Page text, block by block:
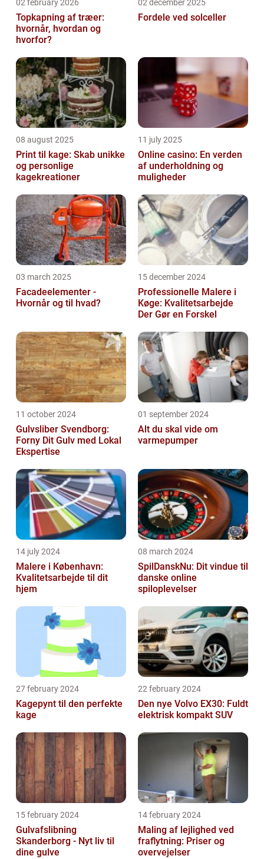
02 february 2026
Topkapning af træer:
hvornår, hvordan og
hvorfor?
02 december 2025
Fordele ved solceller
08 august 2025
Print til kage: Skab unikke
og personlige
kagekreationer
11 july 2025
Online casino: En verden
af underholdning og
muligheder
03 march 2025
Facadeelementer -
Hvornår og til hvad?
15 december 2024
Professionelle Malere i
Køge: Kvalitetsarbejde
Der Gør en Forskel
11 october 2024
Gulvsliber Svendborg:
Forny Dit Gulv med Lokal
Ekspertise
01 september 2024
Alt du skal vide om
varmepumper
14 july 2024
Malere i København:
Kvalitetsarbejde til dit
hjem
08 march 2024
SpilDanskNu: Dit vindue til
danske online
spiloplevelser
27 february 2024
Kagepynt til den perfekte
kage
22 february 2024
Den nye Volvo EX30: Fuldt
elektrisk kompakt SUV
15 february 2024
Gulvafslibning
Skanderborg - Nyt liv til
dine gulve
14 february 2024
Maling af lejlighed ved
fraflytning: Priser og
overvejelser